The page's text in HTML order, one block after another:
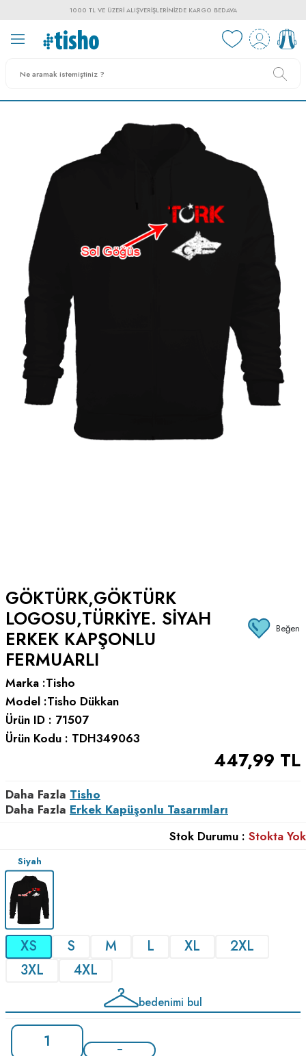
1000 TL VE ÜZERI ALIŞVERIŞLERINIZDE KARGO BEDAVA
GÖKTÜRK,GÖKTÜRK
LOGOSU,TÜRKIYE. SIYAH
ERKEK KAPŞONLU
FERMUARLI
Beğen
Marka :Tisho
Model :Tisho Dükkan
Ürün ID : 71507
Ürün Kodu : TDH349063
447,99 TL
Daha Fazla Tisho
Daha Fazla Erkek Kapüşonlu Tasarımları
Stok Durumu : Stokta Yok
Siyah
XS S M L XL
2XL
3XL
4XL
bedenimi bul